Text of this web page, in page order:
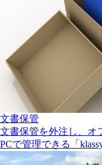
文書保管
文書保管を外注し、オ
PCで管理できる「